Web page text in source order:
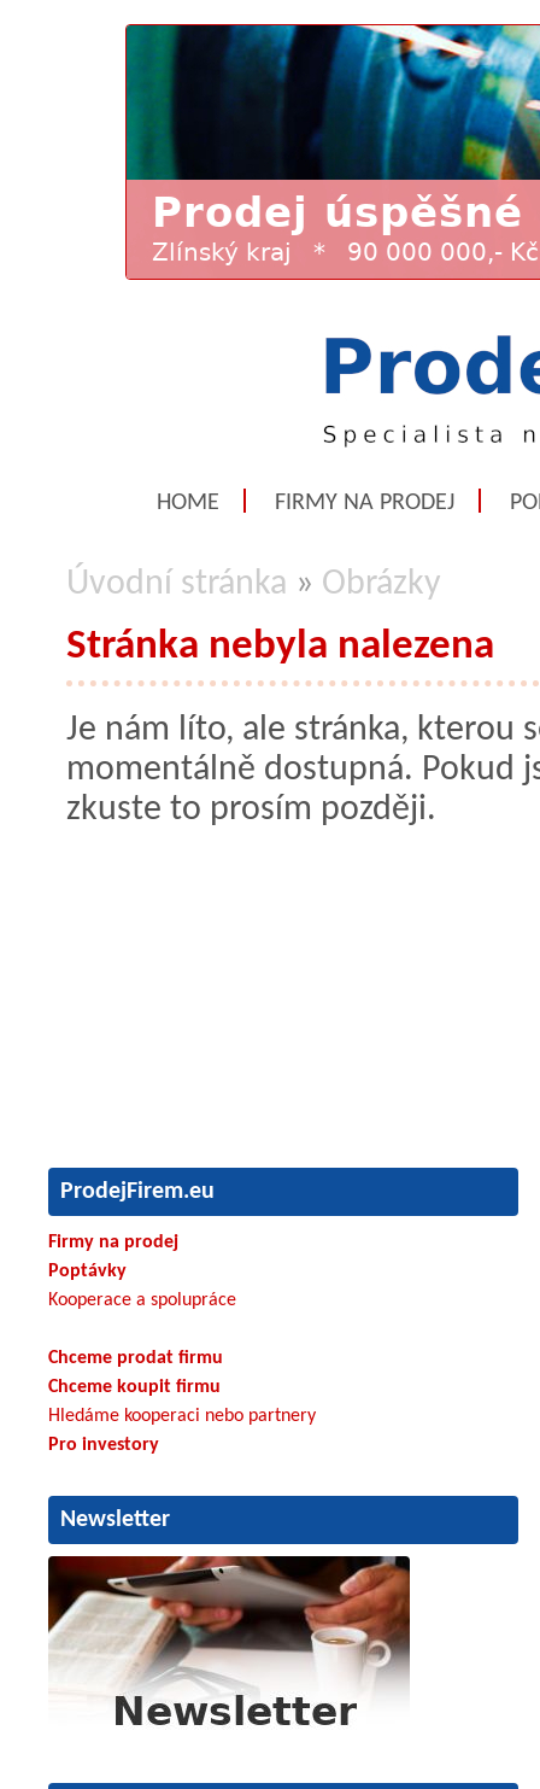
HOME FIRMY NA PRODEJ
Úvodní stránka » Obrázky
Stránka nebyla nalezena
Je nám líto, ale stránka, kterou
momentálně dostupná. Pokud
zkuste to prosím později.
ProdejFirem.eu
Firmy na prodej
Poptávky
Kooperace a spolupráce
Chceme prodat firmu
Chceme koupit firmu
Hledáme kooperaci nebo partnery
Pro investory
Newsletter